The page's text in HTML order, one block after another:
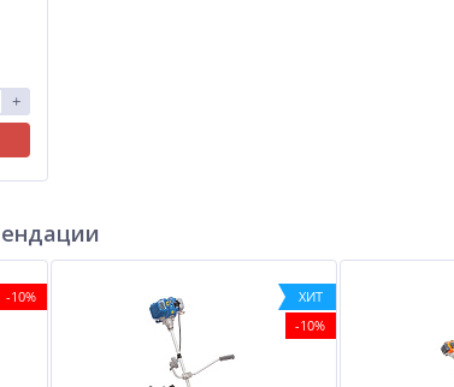
+
-10%
ХИТ
-10%